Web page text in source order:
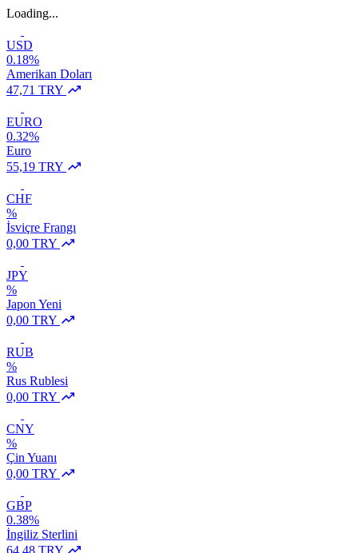
Loading...
USD
0.18%
Amerikan Doları
47,71 TRY
EURO
0.32%
Euro
55,19 TRY
CHF
%
İsviçre Frangı
0,00 TRY
JPY
%
Japon Yeni
0,00 TRY
RUB
%
Rus Rublesi
0,00 TRY
CNY
%
Çin Yuanı
0,00 TRY
GBP
0.38%
İngiliz Sterlini
64,48 TRY